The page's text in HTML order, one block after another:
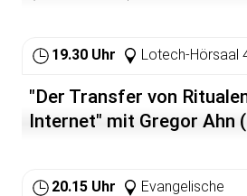
19.30 Uhr Lotech-Hörsaal
"Der Transfer von
Internet" mit Gregor Ahn
20.15 Uhr
Evangelische